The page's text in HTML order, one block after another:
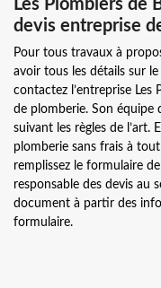
Les Plombiers de
devis entreprise
Pour tous travaux à
avoir tous les détails sur
contactez l’entreprise Les
de plomberie. Son équipe
suivant les règles de l’art.
plomberie sans frais à
remplissez le formulaire
responsable des devis au
document à partir des
formulaire.